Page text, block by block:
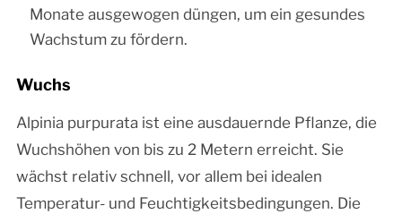
Monate ausgewogen düngen, um ein gesundes
Wachstum zu fördern.
Wuchs
Alpinia purpurata ist eine ausdauernde Pflanze, die
Wuchshöhen von bis zu 2 Metern erreicht. Sie
wächst relativ schnell, vor allem bei idealen
Temperatur- und Feuchtigkeitsbedingungen. Die